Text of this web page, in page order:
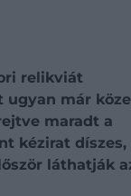
relikviát
ugyan már
maradt a
kézirat díszes,
láthatják